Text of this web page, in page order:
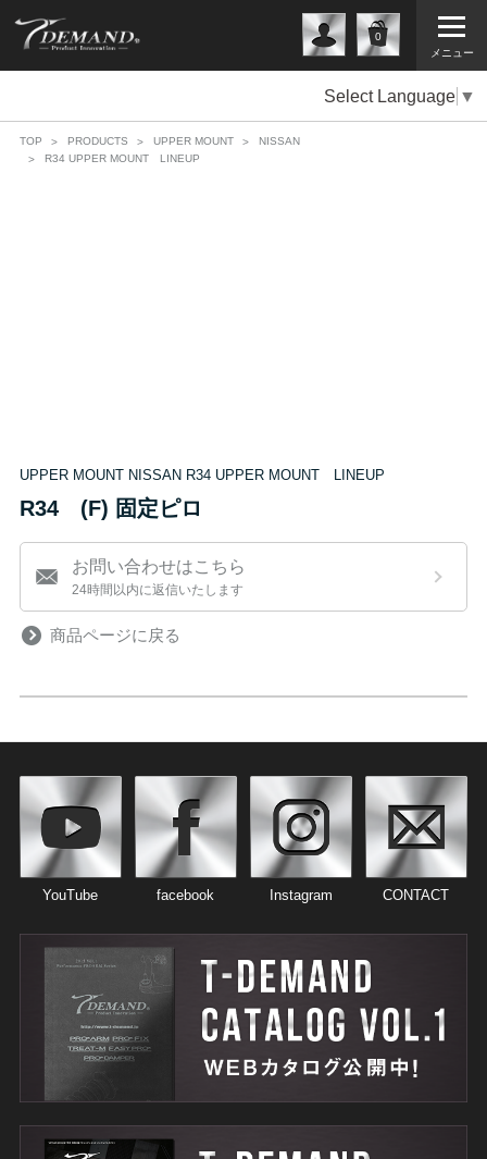
メニュー
0
Select Language ▼
TOP PRODUCTS UPPER MOUNT
NISSAN
R34 UPPER MOUNT LINEUP
UPPER MOUNT NISSAN R34 UPPER MOUNT LINEUP
R34 (F) 固定ピロ
お問い合わせはこちら
24時間以内に返信いたします
商品ページに戻る
YouTube facebook Instagram CONTACT